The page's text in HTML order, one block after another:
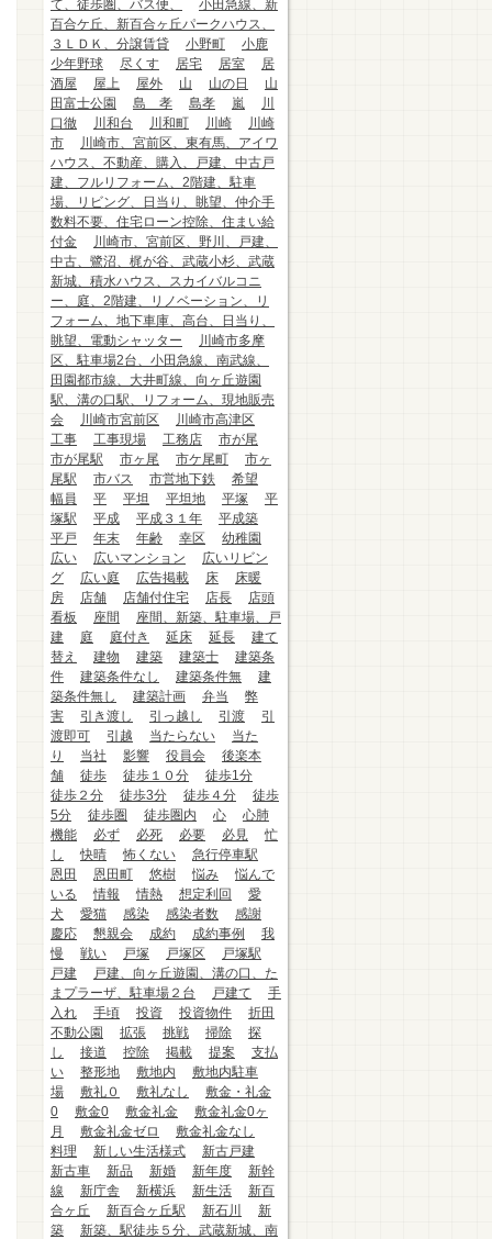
て、徒歩圏、バス便、
小田急線、新
百合ケ丘、新百合ヶ丘パークハウス、
３ＬＤＫ、分譲賃貸
小野町
小鹿
少年野球
尽くす 居宅 居室
居
酒屋
屋上 屋外 山 山の日
山
田富士公園
島 孝 島孝 嵐
川
口徹
川和台 川和町 川崎
川崎
市
川崎市、宮前区、東有馬、アイワ
ハウス、不動産、購入、戸建、中古戸
建、フルリフォーム、2階建、駐車
場、リビング、日当り、眺望、仲介手
数料不要、住宅ローン控除、住まい給
付金
川崎市、宮前区、野川、戸建、
中古、鷺沼、梶が谷、武蔵小杉、武蔵
新城、積水ハウス、スカイバルコニ
ー、庭、2階建、リノベーション、リ
フォーム、地下車庫、高台、日当り、
眺望、電動シャッター
川崎市多摩
区、駐車場2台、小田急線、南武線、
田園都市線、大井町線、向ヶ丘遊園
駅、溝の口駅、リフォーム、現地販売
会
川崎市宮前区
川崎市高津区
工事
工事現場 工務店
市が尾
市が尾駅
市ヶ尾 市ケ尾町
市ヶ
尾駅
市バス 市営地下鉄
希望
幅員
平 平坦 平坦地 平塚
平
塚駅
平成 平成３１年
平成築
平戸
年末 年齢 幸区
幼稚園
広い
広いマンション
広いリビン
グ
広い庭 広告掲載 床
床暖
房
店舗 店舗付住宅 店長
店頭
看板
座間
座間、新築、駐車場、戸
建
庭 庭付き 延床 延長
建て
替え
建物 建築 建築士
建築条
件
建築条件なし 建築条件無
建
築条件無し
建築計画 弁当
弊
害
引き渡し 引っ越し 引渡
引
渡即可
引越 当たらない
当た
り
当社 影響 役員会
後楽本
舗
徒歩 徒歩１０分
徒歩1分
徒歩２分
徒歩3分 徒歩４分
徒歩
5分
徒歩圏 徒歩圏内 心
心肺
機能
必ず 必死 必要 必見
忙
し
快晴 怖くない
急行停車駅
恩田
恩田町 悠樹 悩み
悩んで
いる
情報 情熱 想定利回
愛
犬
愛猫 感染 感染者数
感謝
慶応
懇親会 成約 成約事例
我
慢
戦い 戸塚 戸塚区
戸塚駅
戸建
戸建、向ヶ丘遊園、溝の口、た
まプラーザ、駐車場２台
戸建て
手
入れ
手頃 投資 投資物件
折田
不動公園
拡張 挑戦 掃除
探
し
接道 控除 掲載 提案
支払
い
整形地 敷地内
敷地内駐車
場
敷礼０ 敷礼なし
敷金・礼金
0
敷金0 敷金礼金
敷金礼金0ヶ
月
敷金礼金ゼロ
敷金礼金なし
料理
新しい生活様式
新古戸建
新古車
新品 新婚 新年度
新幹
線
新庁舎 新横浜 新生活
新百
合ヶ丘
新百合ヶ丘駅 新石川
新
築
新築、駅徒歩５分、武蔵新城、南